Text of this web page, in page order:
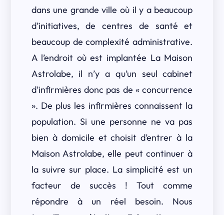
dans une grande ville où il y a beaucoup
d’initiatives, de centres de santé et
beaucoup de complexité administrative.
A l’endroit où est implantée La Maison
Astrolabe, il n’y a qu’un seul cabinet
d’infirmières donc pas de « concurrence
». De plus les infirmières connaissent la
population. Si une personne ne va pas
bien à domicile et choisit d’entrer à la
Maison Astrolabe, elle peut continuer à
la suivre sur place. La simplicité est un
facteur de succès ! Tout comme
répondre à un réel besoin. Nous